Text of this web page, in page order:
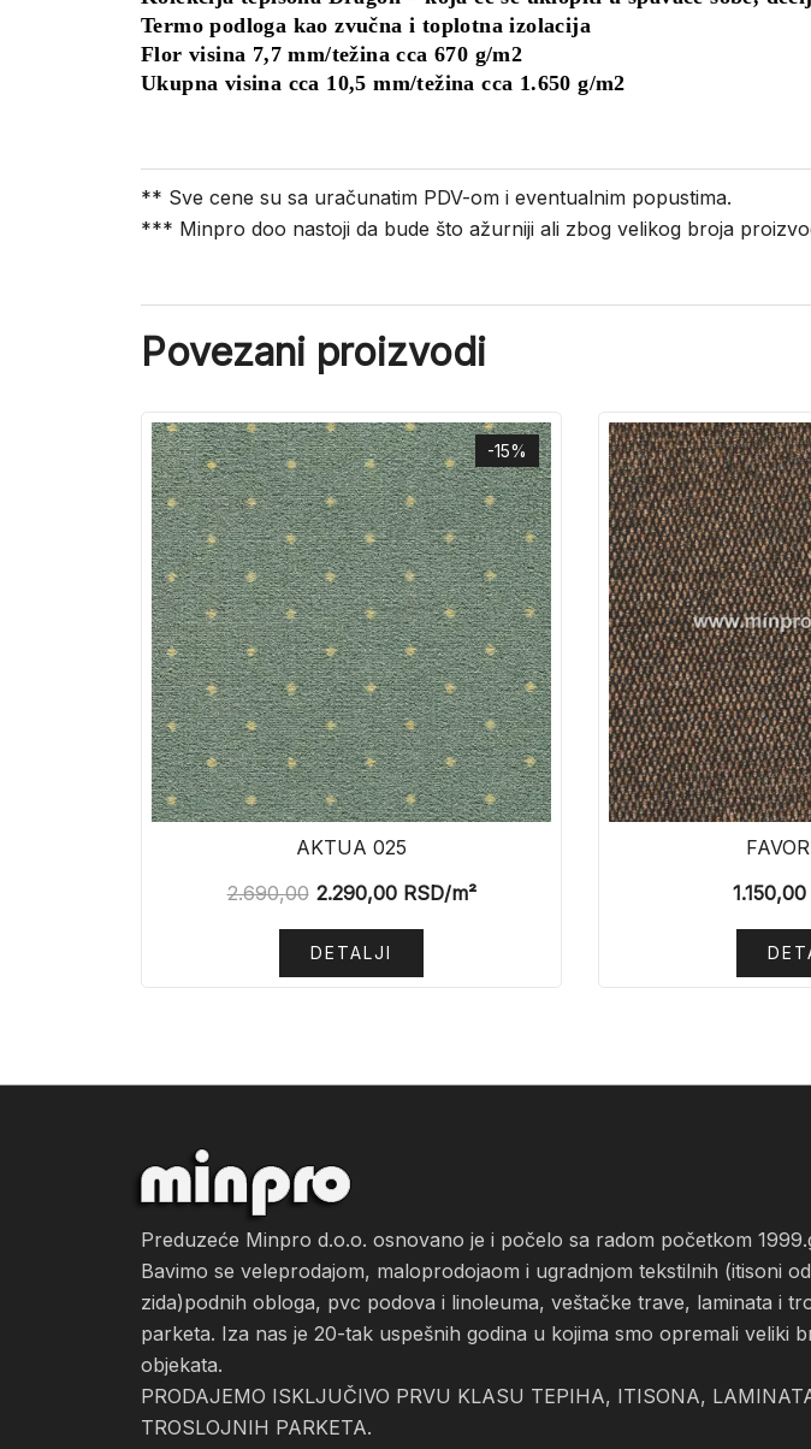
Termo podloga kao zvučna i toplotna izolacija
Flor visina 7,7 mm/težina cca 670 g/m2
Ukupna visina cca 10,5 mm/težina cca 1.650 g/m2
** Sve cene su sa uračunatim PDV-om i eventualnim popustima.
*** Minpro doo nastoji da bude što ažurniji ali zbog velikog broja
Povezani proizvodi
-15%
AKTUA 025
2.690,00 2.290,00RSD/m²
DETALJI
1.150,00
Preduzeće Minpro d.o.o. osnovano je i počelo sa radom početkom
Bavimo se veleprodajom, maloprodojaom i ugradnjom tekstilnih (itisoni
zida)podnih obloga, pvc podova i linoleuma, veštačke trave, laminata i
parketa. Iza nas je 20-tak uspešnih godina u kojima smo opremali veliki
objekata.
PRODAJEMO ISKLJUČIVO PRVU KLASU TEPIHA, ITISONA,
TROSLOJNIH PARKETA.